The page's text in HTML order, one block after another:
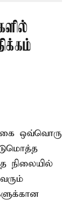
ஒவ்வொரு
நிலையில்